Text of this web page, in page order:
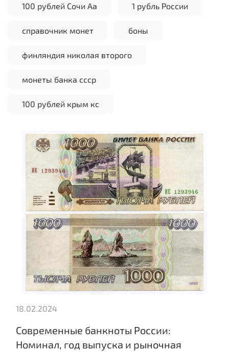
100 рублей Сочи Аа 1 рубль России
справочник монет боны
финляндия николая второго
монеты банка ссср
100 рублей крым кс
Современные банкноты России:
Номинал, год выпуска и рыночная
18.02.2024